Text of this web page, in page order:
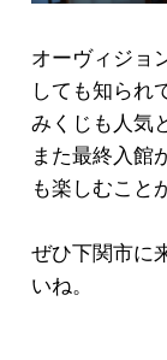
オーヴィジョ
しても知られ
みくじも人気
また最終入館
も楽しむこと
ぜひ下関市に
いね。